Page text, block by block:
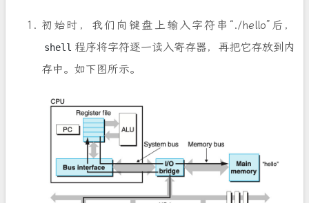
初始时，我们向键盘上输入字符串“./hello”后，
shell 程序将字符逐一读入寄存器，再把它存放到内
存中。如下图所示。